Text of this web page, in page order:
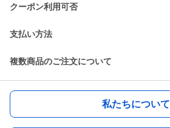
クーポン利用可否
支払い方法
複数商品のご注文について
私たちについて